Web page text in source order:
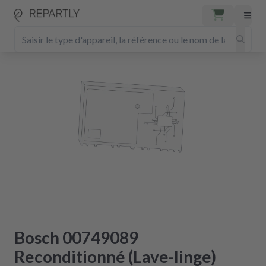
Bosch 00749089
Reconditionné (Lave-linge)